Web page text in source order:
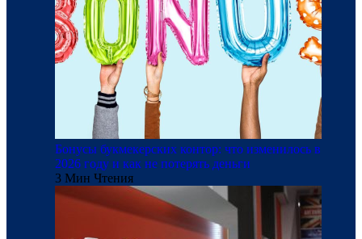
Бонусы букмекерских контор: что изменилось в
2026 году и как не потерять деньги
3 Мин Чтения